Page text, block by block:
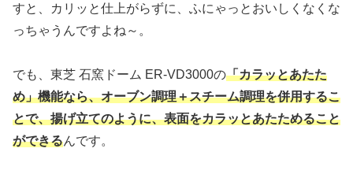
すと、カリッと仕上がらずに、ふにゃっとおいしくなくな
っちゃうんですよね～。
でも、東芝 石窯ドーム ER-VD3000の「カラッとあたた
め」機能なら、オーブン調理＋スチーム調理を併用するこ
とで、揚げ立てのように、表面をカラッとあたためること
ができるんです。